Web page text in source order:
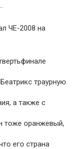
ЧЕ-2008 на
траурную
а также с
тоже оранжевый,
его страна